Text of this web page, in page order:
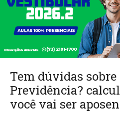
Tem dúvidas
Previdência?
você vai ser